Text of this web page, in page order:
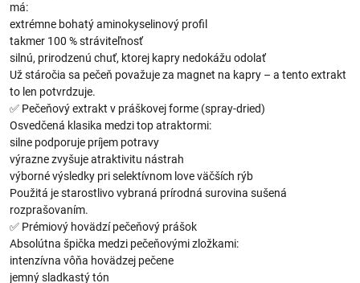
má:
extrémne bohatý aminokyselinový profil
takmer 100 % stráviteľnosť
silnú, prirodzenú chuť, ktorej kapry nedokážu odolať
Už stáročia sa pečeň považuje za magnet na kapry – a tento extrakt
to len potvrdzuje.
✅ Pečeňový extrakt v práškovej forme (spray-dried)
Osvedčená klasika medzi top atraktormi:
silne podporuje príjem potravy
výrazne zvyšuje atraktivitu nástrah
výborné výsledky pri selektívnom love väčších rýb
Použitá je starostlivo vybraná prírodná surovina sušená
rozprašovaním.
✅ Prémiový hovädzí pečeňový prášok
Absolútna špička medzi pečeňovými zložkami:
intenzívna vôňa hovädzej pečene
jemný sladkastý tón